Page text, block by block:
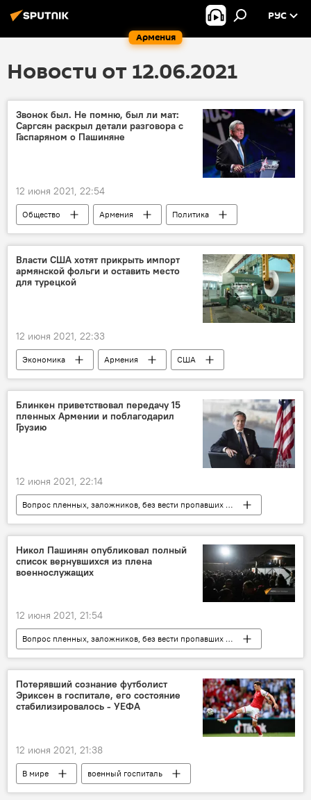
Армения
РУС
Новости от 12.06.2021
Звонок был. Не помню, был ли мат:
Саргсян раскрыл детали разговора с
Гаспаряном о Пашиняне
12 июня 2021, 22:54
Общество Армения
Политика
Гаспарян
Пашинян Никол Саргсян
Власти США хотят прикрыть импорт
армянской фольги и оставить место
для турецкой
12 июня 2021, 22:33
Экономика Армения
США
Турция
фольга
Новости Армения
импорт
Блинкен приветствовал передачу 15
пленных Армении и поблагодарил
Грузию
12 июня 2021, 22:14
Вопрос пленных, заложников, без вести пропавших и погибших в Карабахе
Общество
Армения
Политика
Энтони Блинкен
Грузия
Никол Пашинян опубликовал полный
список вернувшихся из плена
военнослужащих
12 июня 2021, 21:54
Вопрос пленных, заложников, без вести пропавших и погибших в Карабахе
Общество
Армения
Политика
Пашинян Никол
военнопленные
Новости Армения
Потерявший сознание футболист
Эриксен в госпитале, его состояние
стабилизировалось - УЕФА
12 июня 2021, 21:38
В мире
военный госпиталь
футболист
УЕФА